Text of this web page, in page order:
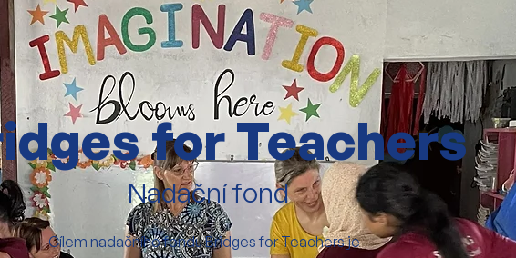
for Teachers
Nadační fond
Cílem nadačního fondu Bridges for Teachers je